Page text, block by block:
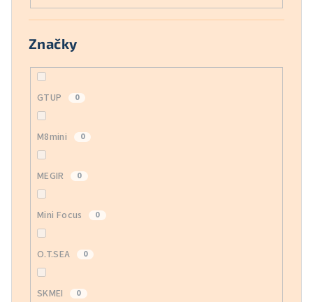
Značky
GTUP 0
M8mini 0
MEGIR 0
Mini Focus 0
O.T.SEA 0
SKMEI 0